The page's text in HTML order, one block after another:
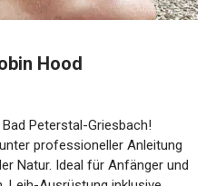
Hood
Peterstal-Griesbach!
professioneller Anleitung
Natur. Ideal für Anfänger
Leih-Ausrüstung